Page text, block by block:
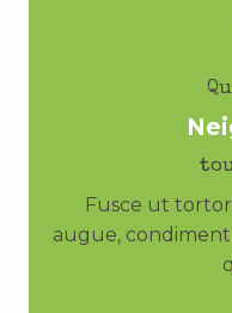
Fusce ut
augue,